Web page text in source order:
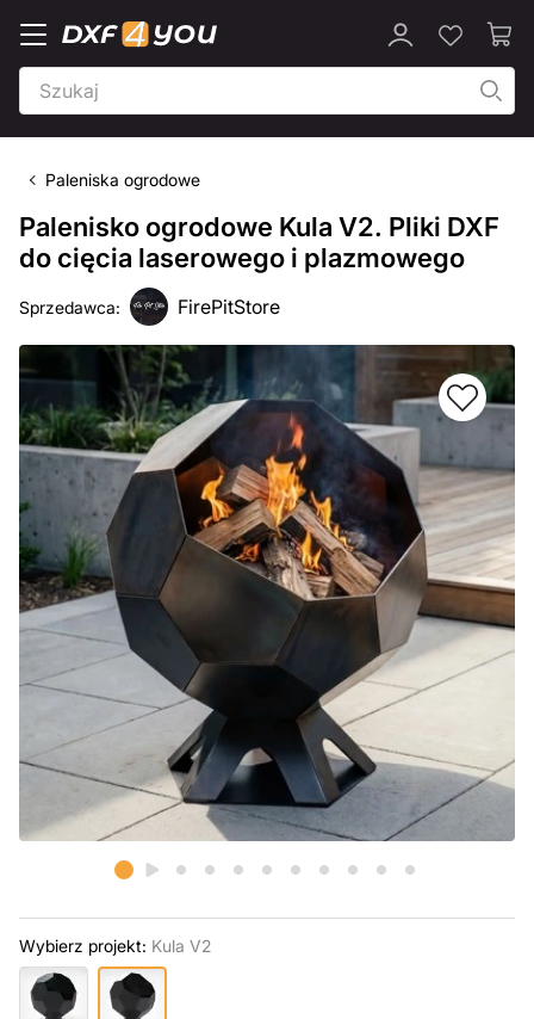
Paleniska ogrodowe
Palenisko ogrodowe Kula V2. Pliki DXF
do cięcia laserowego i plazmowego
Sprzedawca: FirePitStore
Wybierz projekt: Kula V2